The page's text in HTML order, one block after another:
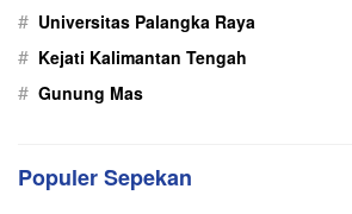
# Universitas Palangka Raya
# Kejati Kalimantan Tengah
# Gunung Mas
Populer Sepekan